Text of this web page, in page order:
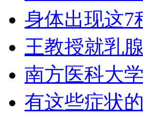
身体出现这7
王教授就乳
南方医科大
有这些症状